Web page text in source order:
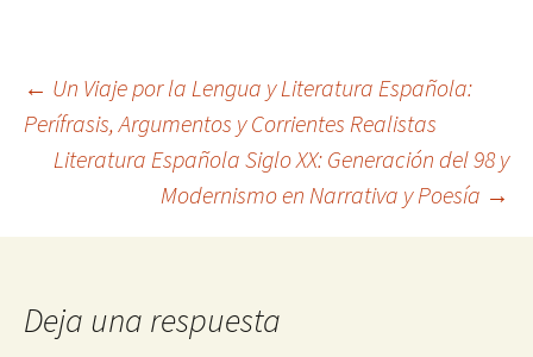
Navegación
de
entradas
← Un Viaje por la Lengua y Literatura Española:
Perífrasis, Argumentos y Corrientes Realistas
Literatura Española Siglo XX: Generación del 98 y
Modernismo en Narrativa y Poesía →
Deja una respuesta